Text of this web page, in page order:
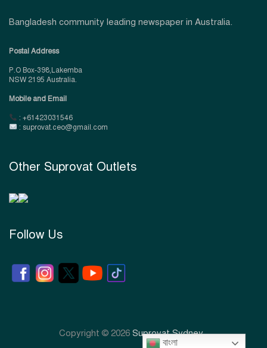
Bangladesh community leading newspaper in Australia.
Postal Address
P.O Box-398,Lakemba
NSW 2195 Australia.
Mobile and Email
: +61423031546
: suprovat.ceo@gmail.com
Other Suprovat Outlets
Follow Us
Copyright © 2026 Suprovat Sydney
বাংলা